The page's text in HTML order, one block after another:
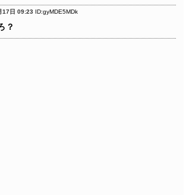
17日 09:23 ID:gyMDE5MDk
？